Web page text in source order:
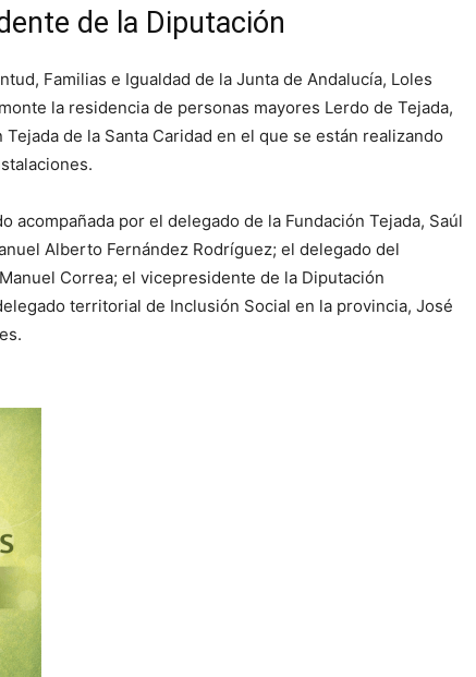
de la Diputación
Familias e Igualdad de la Junta de Andalucía, Loles
la residencia de personas mayores Lerdo de Tejada,
de la Santa Caridad en el que se están realizando
acompañada por el delegado de la Fundación Tejada, Saúl
Alberto Fernández Rodríguez; el delegado del
Correa; el vicepresidente de la Diputación
territorial de Inclusión Social en la provincia, José